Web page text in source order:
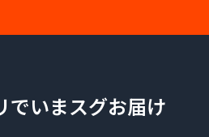
でいまスグお届け